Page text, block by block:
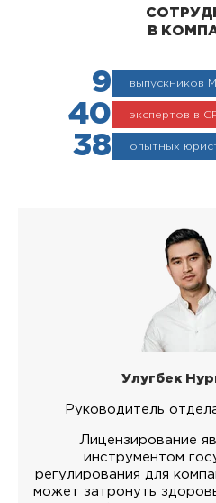
В
9 выпускников
40 экспертов в
38 опытных
Улугбек
Руководитель
Лицензирование
инструментом
регулирования для
может затронуть